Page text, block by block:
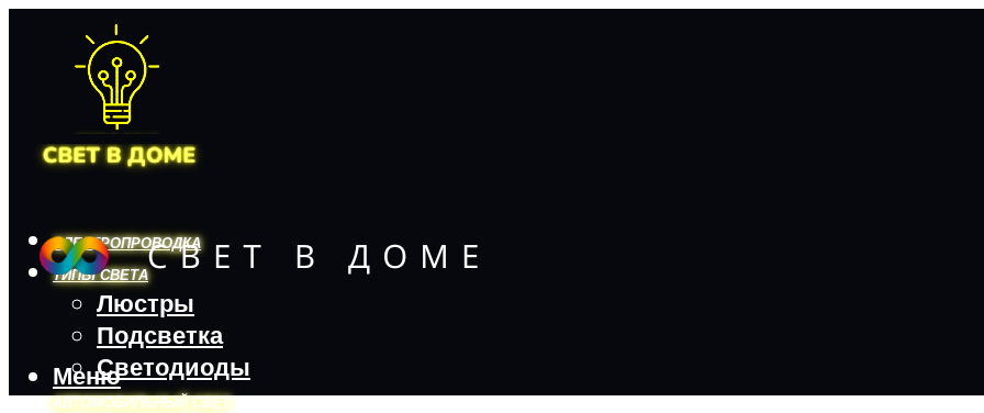
ЭЛЕКТРОПРОВОДКА
ТИПЫ СВЕТА
Люстры
Подсветка
Светодиоды
АВТОМОБИЛЬНЫЙ СВЕТ
Меню